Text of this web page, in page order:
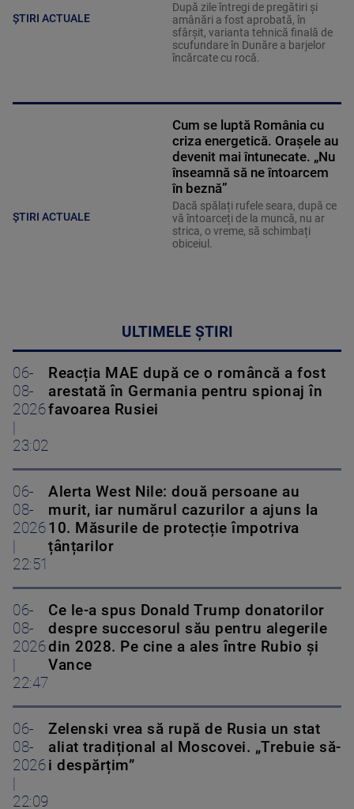
ȘTIRI ACTUALE
După zile întregi de pregătiri și
amânări a fost aprobată, în
sfârșit, varianta tehnică finală de
scufundare în Dunăre a barjelor
încărcate cu rocă.
ȘTIRI ACTUALE
Cum se luptă România cu
criza energetică. Orașele au
devenit mai întunecate. „Nu
înseamnă să ne întoarcem
în beznă”
Dacă spălați rufele seara, după ce
vă întoarceți de la muncă, nu ar
strica, o vreme, să schimbați
obiceiul.
ULTIMELE ȘTIRI
06-
08-
2026
23:02
Reacția MAE după ce o româncă a fost
arestată în Germania pentru spionaj în
favoarea Rusiei
06-
08-
2026
22:51
Alerta West Nile: două persoane au
murit, iar numărul cazurilor a ajuns la
10. Măsurile de protecție împotriva
țânțarilor
06-
08-
2026
22:47
Ce le-a spus Donald Trump donatorilor
despre succesorul său pentru alegerile
din 2028. Pe cine a ales între Rubio și
Vance
06-
08-
2026
22:09
Zelenski vrea să rupă de Rusia un stat
aliat tradițional al Moscovei. „Trebuie să-
i despărțim”